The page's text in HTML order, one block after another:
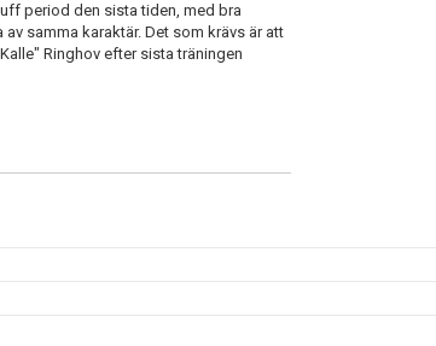
period den sista tiden, med bra
samma karaktär. Det som krävs är att
Ringhov efter sista träningen